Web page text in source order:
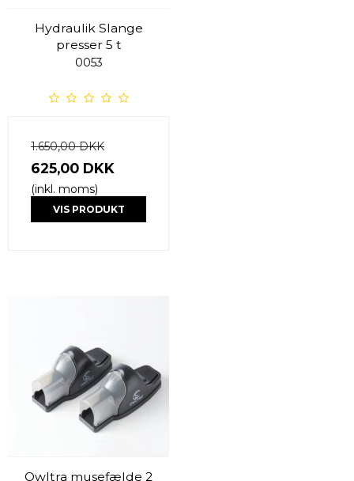
Hydraulik Slange
presser 5 t
0053
1.650,00 DKK
625,00 DKK
(inkl. moms)
VIS PRODUKT
Owltra musefælde 2